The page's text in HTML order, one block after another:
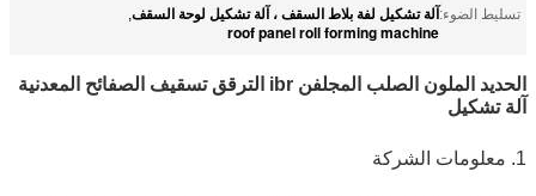
تسليط الضوء:آلة تشكيل لفة بلاط السقف ، آلة تشكيل لوحة السقف,
roof panel roll forming machine
الحديد الملون الصلب المجلفن ibr الترقق تسقيف الصفائح المعدنية
آلة تشكيل
1. معلومات الشركة